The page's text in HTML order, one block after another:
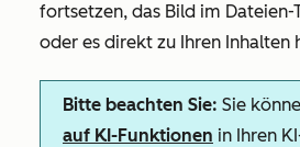
fortsetzen, das Bild im Dateien-
oder es direkt zu Ihren Inhalten
Bitte beachten Sie: Sie
auf KI-Funktionen in Ihren